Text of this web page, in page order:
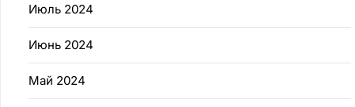
Июль 2024
Июнь 2024
Май 2024